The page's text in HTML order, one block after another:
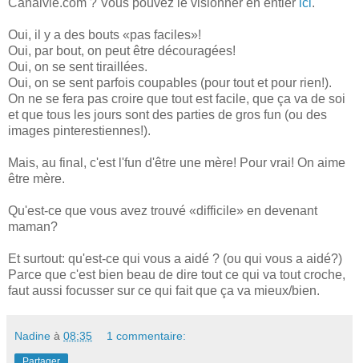
Oui, il y a des bouts «pas faciles»!
Oui, par bout, on peut être découragées!
Oui, on se sent tiraillées.
Oui, on se sent parfois coupables (pour tout et pour rien!).
On ne se fera pas croire que tout est facile, que ça va de soi
et que tous les jours sont des parties de gros fun (ou des
images pinterestiennes!).
Mais, au final, c'est l'fun d'être une mère! Pour vrai! On aime
être mère.
Qu'est-ce que vous avez trouvé «difficile» en devenant
maman?
Et surtout: qu'est-ce qui vous a aidé ? (ou qui vous a aidé?)
Parce que c'est bien beau de dire tout ce qui va tout croche,
faut aussi focusser sur ce qui fait que ça va mieux/bien.
Nadine à 08:35 1 commentaire: